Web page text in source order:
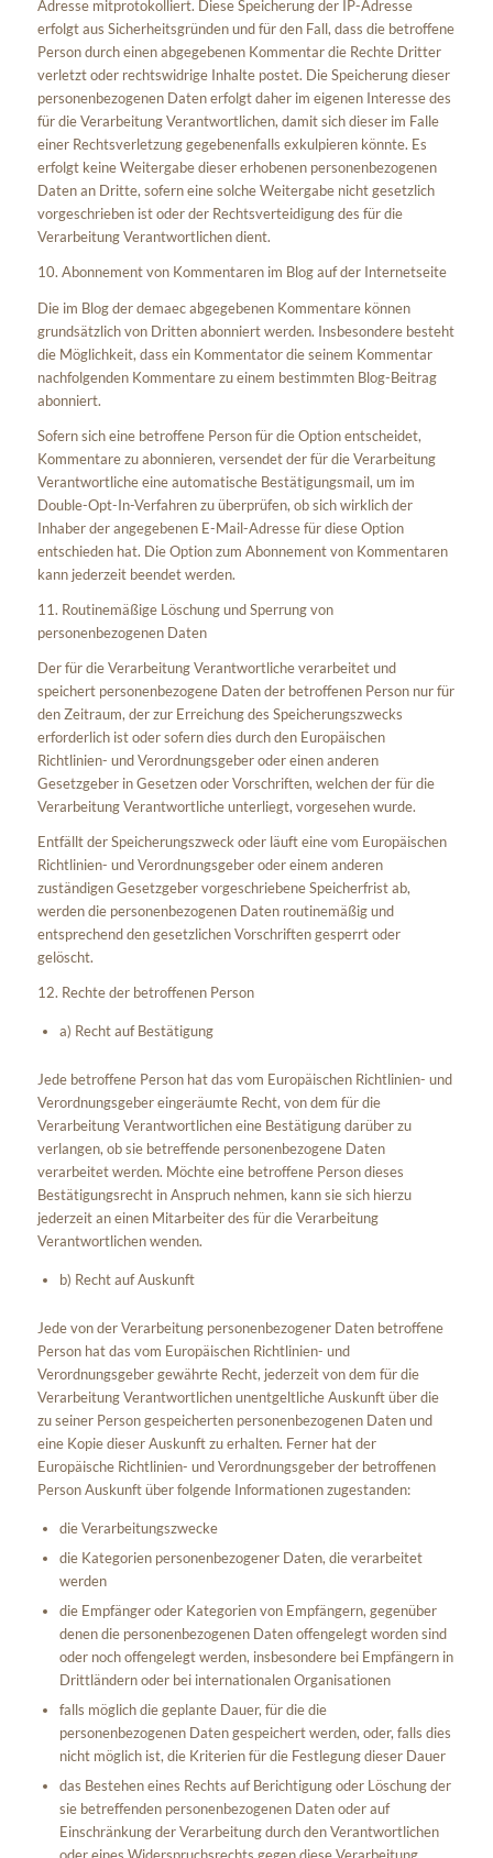
Adresse mitprotokolliert. Diese Speicherung der IP-Adresse
erfolgt aus Sicherheitsgründen und für den Fall, dass die betroffene
Person durch einen abgegebenen Kommentar die Rechte Dritter
verletzt oder rechtswidrige Inhalte postet. Die Speicherung dieser
personenbezogenen Daten erfolgt daher im eigenen Interesse des
für die Verarbeitung Verantwortlichen, damit sich dieser im Falle
einer Rechtsverletzung gegebenenfalls exkulpieren könnte. Es
erfolgt keine Weitergabe dieser erhobenen personenbezogenen
Daten an Dritte, sofern eine solche Weitergabe nicht gesetzlich
vorgeschrieben ist oder der Rechtsverteidigung des für die
Verarbeitung Verantwortlichen dient.
10. Abonnement von Kommentaren im Blog auf der Internetseite
Die im Blog der demaec abgegebenen Kommentare können
grundsätzlich von Dritten abonniert werden. Insbesondere besteht
die Möglichkeit, dass ein Kommentator die seinem Kommentar
nachfolgenden Kommentare zu einem bestimmten Blog-Beitrag
abonniert.
Sofern sich eine betroffene Person für die Option entscheidet,
Kommentare zu abonnieren, versendet der für die Verarbeitung
Verantwortliche eine automatische Bestätigungsmail, um im
Double-Opt-In-Verfahren zu überprüfen, ob sich wirklich der
Inhaber der angegebenen E-Mail-Adresse für diese Option
entschieden hat. Die Option zum Abonnement von Kommentaren
kann jederzeit beendet werden.
11. Routinemäßige Löschung und Sperrung von
personenbezogenen Daten
Der für die Verarbeitung Verantwortliche verarbeitet und
speichert personenbezogene Daten der betroffenen Person nur für
den Zeitraum, der zur Erreichung des Speicherungszwecks
erforderlich ist oder sofern dies durch den Europäischen
Richtlinien- und Verordnungsgeber oder einen anderen
Gesetzgeber in Gesetzen oder Vorschriften, welchen der für die
Verarbeitung Verantwortliche unterliegt, vorgesehen wurde.
Entfällt der Speicherungszweck oder läuft eine vom Europäischen
Richtlinien- und Verordnungsgeber oder einem anderen
zuständigen Gesetzgeber vorgeschriebene Speicherfrist ab,
werden die personenbezogenen Daten routinemäßig und
entsprechend den gesetzlichen Vorschriften gesperrt oder
gelöscht.
12. Rechte der betroffenen Person
a) Recht auf Bestätigung
Jede betroffene Person hat das vom Europäischen Richtlinien- und
Verordnungsgeber eingeräumte Recht, von dem für die
Verarbeitung Verantwortlichen eine Bestätigung darüber zu
verlangen, ob sie betreffende personenbezogene Daten
verarbeitet werden. Möchte eine betroffene Person dieses
Bestätigungsrecht in Anspruch nehmen, kann sie sich hierzu
jederzeit an einen Mitarbeiter des für die Verarbeitung
Verantwortlichen wenden.
b) Recht auf Auskunft
Jede von der Verarbeitung personenbezogener Daten betroffene
Person hat das vom Europäischen Richtlinien- und
Verordnungsgeber gewährte Recht, jederzeit von dem für die
Verarbeitung Verantwortlichen unentgeltliche Auskunft über die
zu seiner Person gespeicherten personenbezogenen Daten und
eine Kopie dieser Auskunft zu erhalten. Ferner hat der
Europäische Richtlinien- und Verordnungsgeber der betroffenen
Person Auskunft über folgende Informationen zugestanden:
die Verarbeitungszwecke
die Kategorien personenbezogener Daten, die verarbeitet
werden
die Empfänger oder Kategorien von Empfängern, gegenüber
denen die personenbezogenen Daten offengelegt worden sind
oder noch offengelegt werden, insbesondere bei Empfängern in
Drittländern oder bei internationalen Organisationen
falls möglich die geplante Dauer, für die die
personenbezogenen Daten gespeichert werden, oder, falls dies
nicht möglich ist, die Kriterien für die Festlegung dieser Dauer
das Bestehen eines Rechts auf Berichtigung oder Löschung der
sie betreffenden personenbezogenen Daten oder auf
Einschränkung der Verarbeitung durch den Verantwortlichen